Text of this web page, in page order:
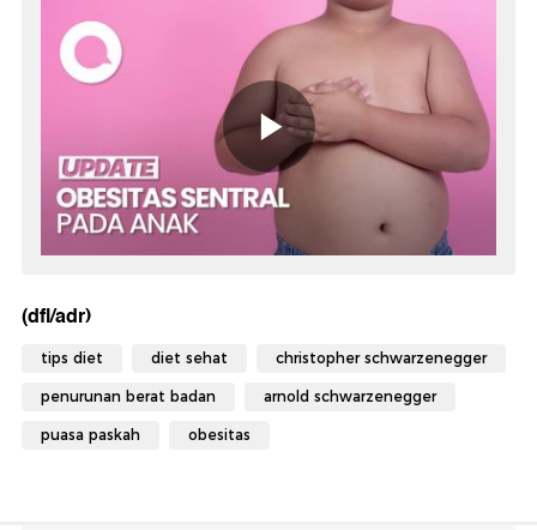
(dfl/adr)
tips diet diet sehat christopher schwarzenegger
penurunan berat badan arnold schwarzenegger
puasa paskah obesitas